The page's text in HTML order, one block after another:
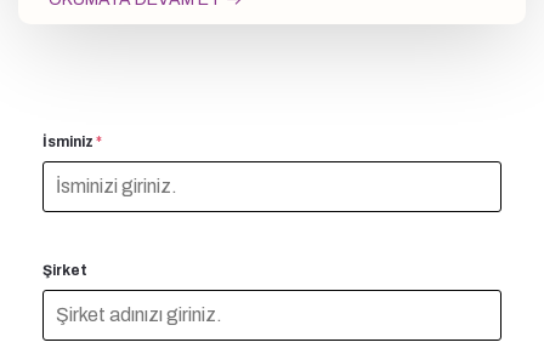
İsminiz *
Şirket